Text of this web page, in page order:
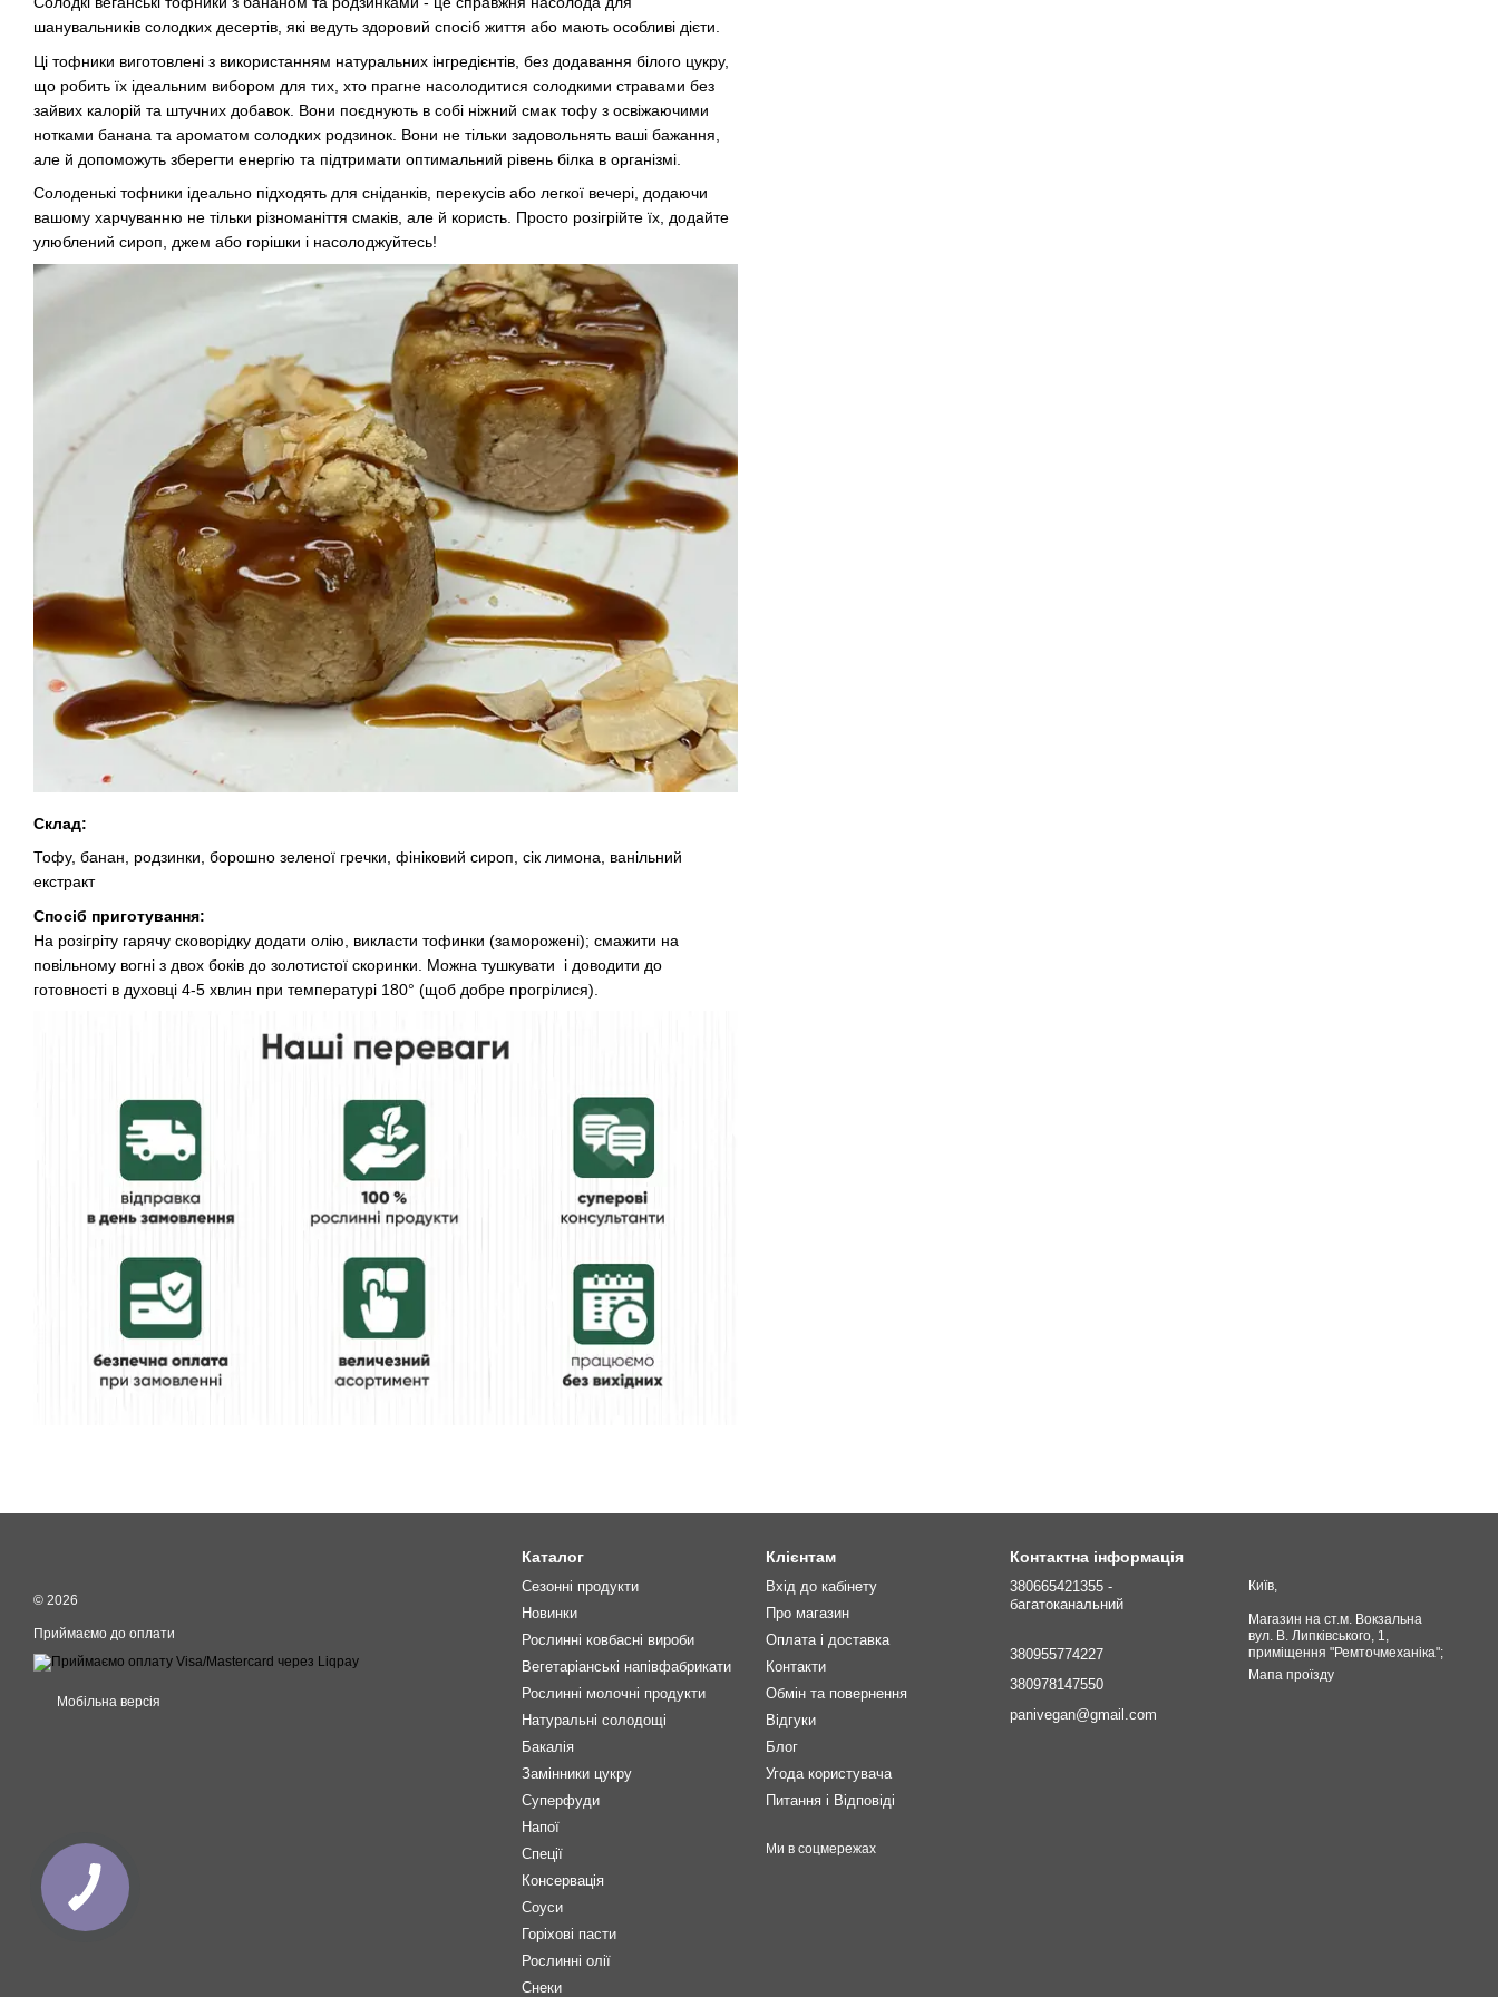
шанувальників солодких десертів, які ведуть здоровий спосіб життя або мають особливі дієти.
Ці тофники виготовлені з використанням натуральних інгредієнтів, без додавання білого цукру,
що робить їх ідеальним вибором для тих, хто прагне насолодитися солодкими стравами без
зайвих калорій та штучних добавок. Вони поєднують в собі ніжний смак тофу з освіжаючими
нотками банана та ароматом солодких родзинок. Вони не тільки задовольнять ваші бажання,
але й допоможуть зберегти енергію та підтримати оптимальний рівень білка в організмі.
Солоденькі тофники ідеально підходять для сніданків, перекусів або легкої вечері, додаючи
вашому харчуванню не тільки різноманіття смаків, але й користь. Просто розігрійте їх, додайте
улюблений сироп, джем або горішки і насолоджуйтесь!
Склад:
Тофу, банан, родзинки, борошно зеленої гречки, фініковий сироп, сік лимона, ванільний
екстракт
Спосіб приготування:
На розігріту гарячу сковорідку додати олію, викласти тофинки (заморожені); смажити на
повільному вогні з двох боків до золотистої скоринки. Можна тушкувати і доводити до
готовності в духовці 4-5 хвлин при температурі 180° (щоб добре прогрілися).
© 2026
Приймаємо до оплати
Мобільна версія
Каталог
Сезонні продукти
Новинки
Рослинні ковбасні вироби
Вегетаріанські напівфабрикати
Рослинні молочні продукти
Натуральні солодощі
Бакалія
Замінники цукру
Суперфуди
Напої
Спеції
Консервація
Соуси
Горіхові пасти
Рослинні олії
Снеки
Клієнтам
Вхід до кабінету
Про магазин
Оплата і доставка
Контакти
Обмін та повернення
Відгуки
Блог
Угода користувача
Питання і Відповіді
Ми в соцмережах
Контактна інформація
380665421355 -
багатоканальний
380955774227
380978147550
panivegan@gmail.com
Київ,
Магазин на ст.м. Вокзальна
вул. В. Липківського, 1,
приміщення "Ремточмеханіка";
Мапа проїзду